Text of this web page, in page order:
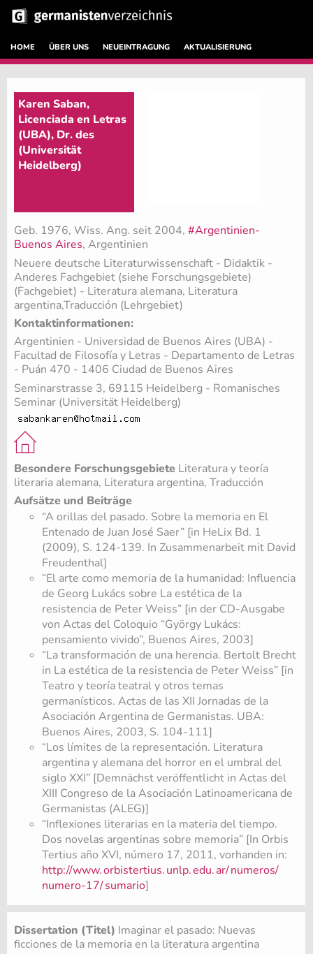
HOME ÜBER UNS NEUEINTRAGUNG AKTUALISIERUNG
Karen Saban,
Licenciada en Letras
(UBA), Dr. des
(Universität
Heidelberg)
Geb. 1976, Wiss. Ang. seit 2004, #Argentinien-
Buenos Aires, Argentinien
Neuere deutsche Literaturwissenschaft - Didaktik -
Anderes Fachgebiet (siehe Forschungsgebiete)
(Fachgebiet) - Literatura alemana, Literatura
argentina,Traducción (Lehrgebiet)
Kontaktinformationen:
Argentinien - Universidad de Buenos Aires (UBA) -
Facultad de Filosofía y Letras - Departamento de Letras
- Puán 470 - 1406 Ciudad de Buenos Aires
Seminarstrasse 3, 69115 Heidelberg - Romanisches
Seminar (Universität Heidelberg)
Besondere Forschungsgebiete Literatura y teoría
literaria alemana, Literatura argentina, Traducción
Aufsätze und Beiträge
“A orillas del pasado. Sobre la memoria en El
Entenado de Juan José Saer” [in HeLix Bd. 1
(2009), S. 124-139. In Zusammenarbeit mit David
Freudenthal]
“El arte como memoria de la humanidad: Influencia
de Georg Lukács sobre La estética de la
resistencia de Peter Weiss” [in der CD-Ausgabe
von Actas del Coloquio “György Lukács:
pensamiento vivido”, Buenos Aires, 2003]
“La transformación de una herencia. Bertolt Brecht
in La estética de la resistencia de Peter Weiss” [in
Teatro y teoría teatral y otros temas
germanísticos. Actas de las XII Jornadas de la
Asociación Argentina de Germanistas. UBA:
Buenos Aires, 2003, S. 104-111]
“Los límites de la representación. Literatura
argentina y alemana del horror en el umbral del
siglo XXI” [Demnächst veröffentlicht in Actas del
XIII Congreso de la Asociación Latinoamericana de
Germanistas (ALEG)]
“Inflexiones literarias en la materia del tiempo.
Dos novelas argentinas sobre memoria” [In Orbis
Tertius año XVI, número 17, 2011, vorhanden in:
http://www.orbistertius.unlp.edu.ar/numeros/
numero-17/sumario]
Dissertation (Titel) Imaginar el pasado: Nuevas
ficciones de la memoria en la literatura argentina